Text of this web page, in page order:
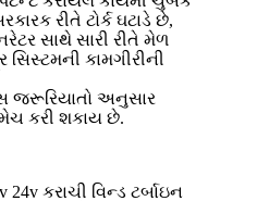
રીતે ટોર્ક ઘટાડે છે,
સાથે સારી રીતે મેળ
કામગીરીની
જરૂરિયાતો અનુસાર
મેચ કરી શકાય છે.